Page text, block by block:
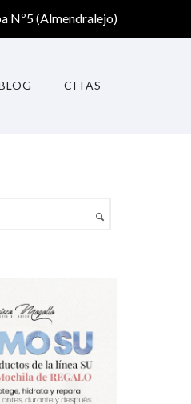
Nº5 (Almendralejo)
CITAS